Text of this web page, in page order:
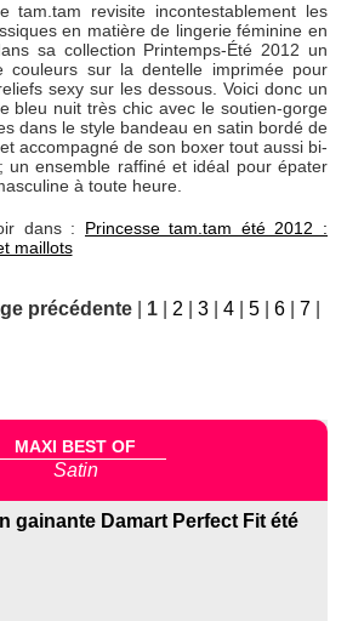
tam.tam revisite incontestablement les
en matière de lingerie féminine en
sa collection Printemps-Été 2012 un
couleurs sur la dentelle imprimée pour
sexy sur les dessous. Voici donc un
bleu nuit très chic avec le soutien-gorge
dans le style bandeau en satin bordé de
accompagné de son boxer tout aussi bi-
un ensemble raffiné et idéal pour épater
à toute heure.
dans : Princesse tam.tam été 2012 :
maillots
précédente 1 2 3 4 5 6 7
MAXI BEST OF
Satin
gainante Damart Perfect Fit été